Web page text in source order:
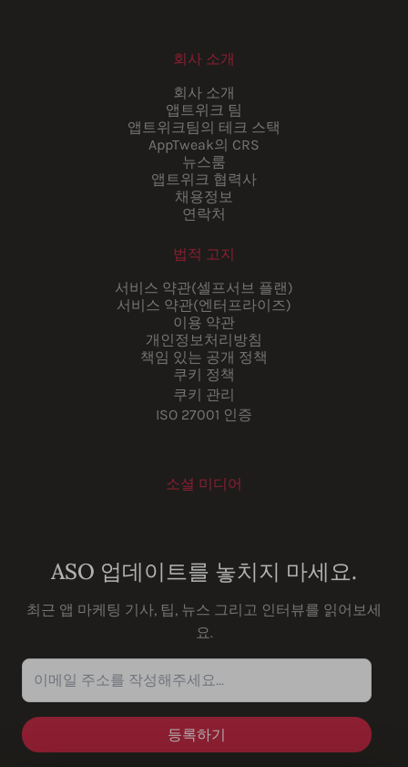
회사 소개
회사 소개
앱트위크 팀
앱트위크팀의 테크 스택
AppTweak의 CRS
뉴스룸
앱트위크 협력사
채용정보
연락처
법적 고지
서비스 약관(셀프서브 플랜)
서비스 약관(엔터프라이즈)
이용 약관
개인정보처리방침
책임 있는 공개 정책
쿠키 정책
쿠키 관리
ISO 27001 인증
소셜 미디어
ASO 업데이트를 놓치지 마세요.
최근 앱 마케팅 기사, 팁, 뉴스 그리고 인터뷰를 읽어보세
요.
이메일 주소를 작성해주세요...